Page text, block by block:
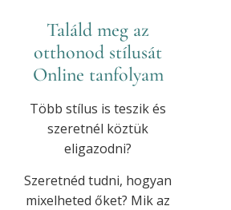
Találd meg az
otthonod stílusát
Online tanfolyam
Több stílus is teszik és
szeretnél köztük
eligazodni?
Szeretnéd tudni, hogyan
mixelheted őket? Mik az